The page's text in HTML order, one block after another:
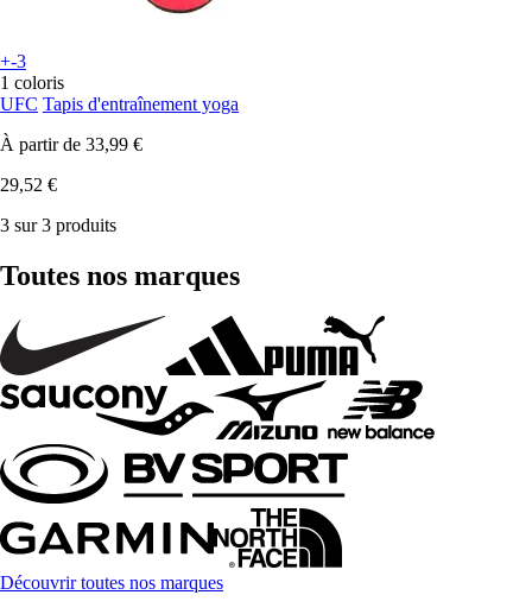
+-3
1 coloris
UFC Tapis d'entraînement yoga
À partir de 33,99 €
29,52 €
3 sur 3 produits
Toutes nos marques
Découvrir toutes nos marques